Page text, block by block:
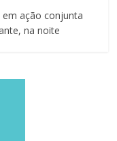
em ação conjunta
na noite